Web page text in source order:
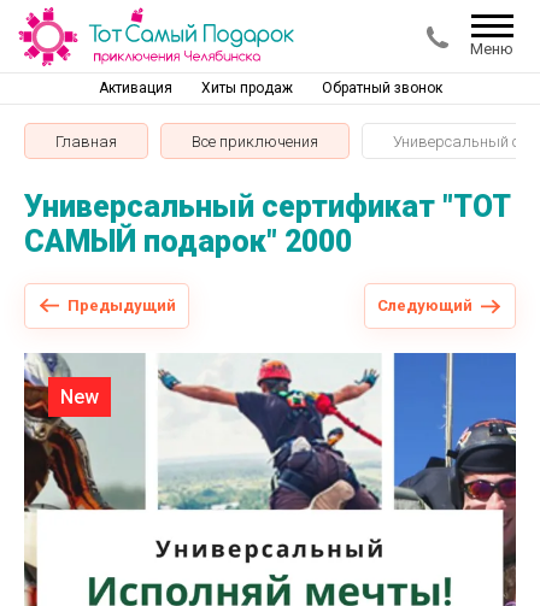
Меню
Активация Хиты продаж Обратный звонок
Главная Все приключения Универсальный
Универсальный сертификат "ТОТ
САМЫЙ подарок" 2000
Предыдущий Следующий
New